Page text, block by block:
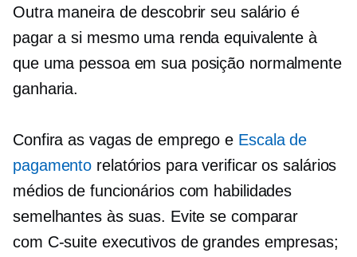
Outra maneira de descobrir seu salário é
pagar a si mesmo uma renda equivalente à
que uma pessoa em sua posição normalmente
ganharia.
Confira as vagas de emprego e Escala de
pagamento relatórios para verificar os salários
médios de funcionários com habilidades
semelhantes às suas. Evite se comparar
com C-suiteexecutivos de grandes empresas;